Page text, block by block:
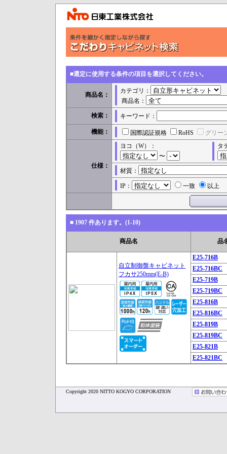
■選定に使用する条件の項目を選択してください。
商品名：
カテゴリ：
商品名：
検索： キーワード：
機能： 国際認証規格 RoHS グリー
仕様：
ヨコ（W）：
〜
タ
材質：
IP： 一致 以上
■ 1907 件あります。(1-10)
商品名 品
自立制御盤キャビネット
フカサ250mm(E-B)
E25-716B
E25-716BC
E25-719B
E25-719BC
E25-816B
E25-816BC
E25-819B
E25-819BC
E25-821B
E25-821BC
Copyright 2020 NITTO KOGYO CORPORATION